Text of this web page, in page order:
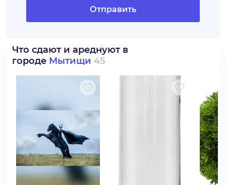
Отправить
Что сдают и ареднуют в
городе Мытищи 45